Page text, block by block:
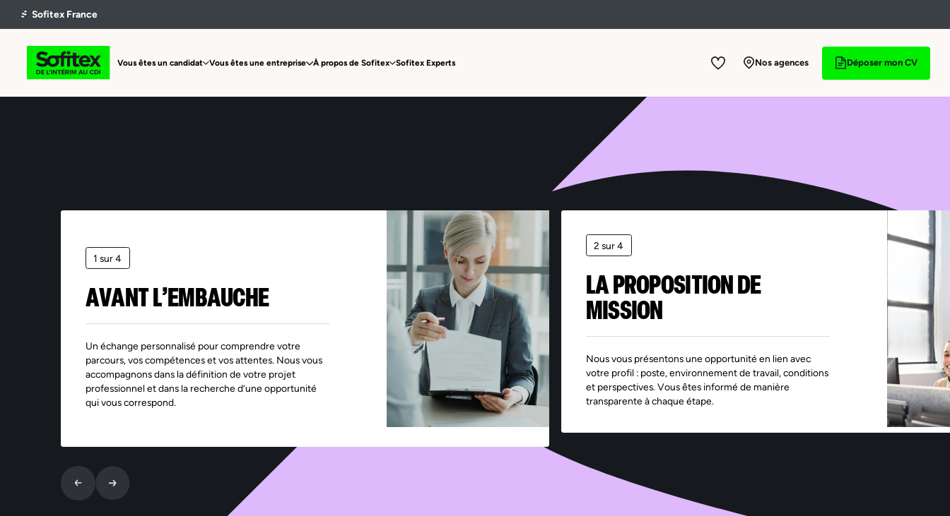
Vous êtes un candidat Vous êtes une entreprise À propos de Sofitex Sofitex Experts Nos agences Déposer mon CV
Offre non trouvée
1 sur 4
AVANT L’EMBAUCHE
Un échange personnalisé pour comprendre votre
parcours, vos compétences et vos attentes. Nous vous
accompagnons dans la définition de votre projet
professionnel et dans la recherche d’une opportunité
qui vous correspond.
2 sur 4
LA PROPOSITION DE
MISSION
Nous vous présentons une opportunité en lien avec
votre profil : poste, environnement de travail, conditions
et perspectives. Vous êtes informé de manière
transparente à chaque étape.